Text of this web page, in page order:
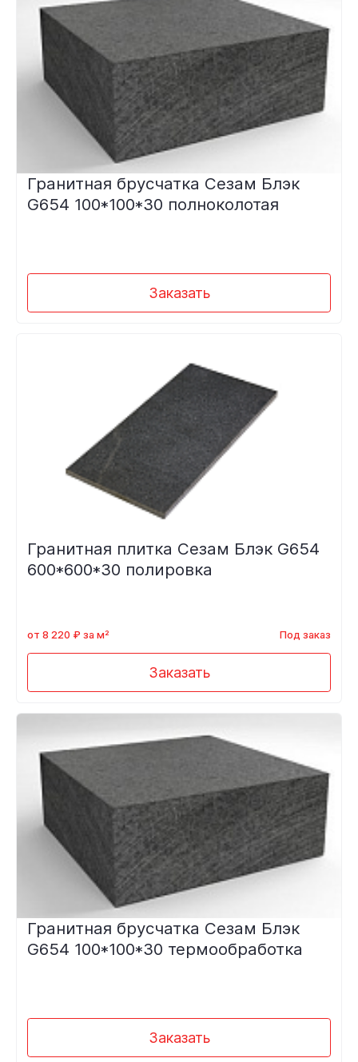
Гранитная брусчатка Сезам Блэк
G654 100*100*30 полноколотая
Заказать
Гранитная плитка Сезам Блэк G654
600*600*30 полировка
от 8 220 ₽ за м² Под заказ
Заказать
Гранитная брусчатка Сезам Блэк
G654 100*100*30 термообработка
Заказать